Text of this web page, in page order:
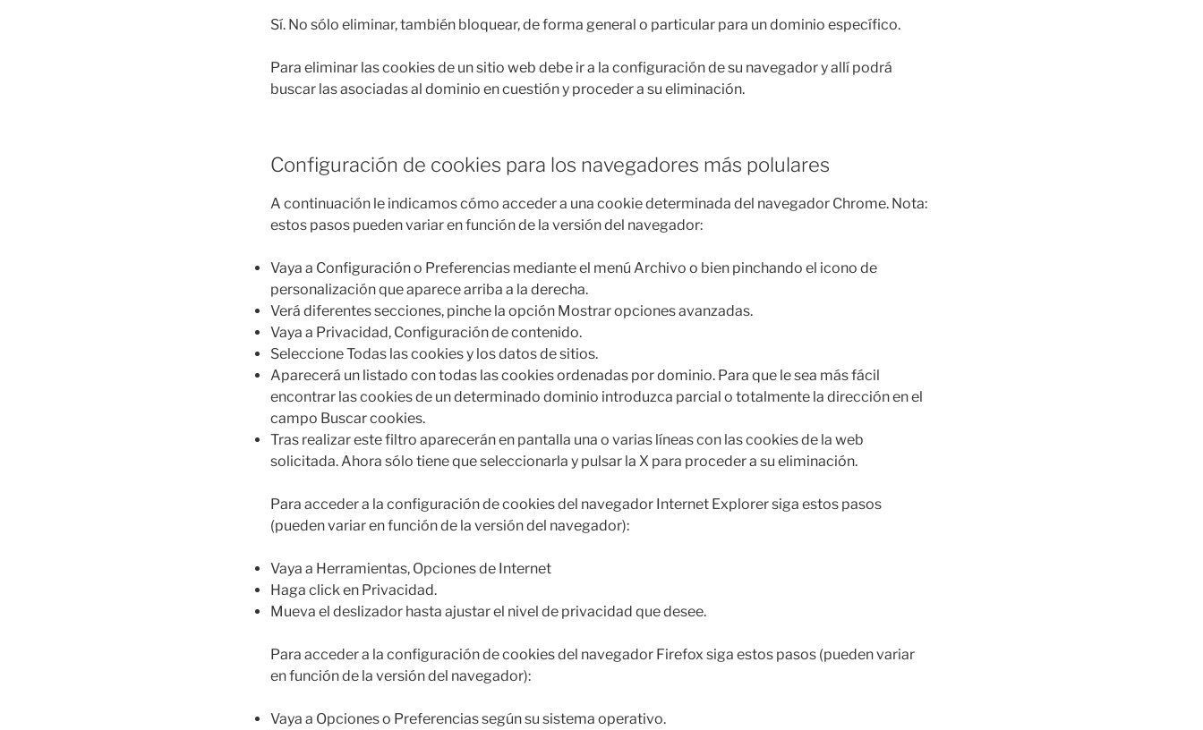
Sí. No sólo eliminar, también bloquear, de forma general o particular para un dominio específico.
Para eliminar las cookies de un sitio web debe ir a la configuración de su navegador y allí podrá
buscar las asociadas al dominio en cuestión y proceder a su eliminación.
Configuración de cookies para los navegadores más polulares
A continuación le indicamos cómo acceder a una cookie determinada del navegador Chrome. Nota:
estos pasos pueden variar en función de la versión del navegador:
Vaya a Configuración o Preferencias mediante el menú Archivo o bien pinchando el icono de
personalización que aparece arriba a la derecha.
Verá diferentes secciones, pinche la opción Mostrar opciones avanzadas.
Vaya a Privacidad, Configuración de contenido.
Seleccione Todas las cookies y los datos de sitios.
Aparecerá un listado con todas las cookies ordenadas por dominio. Para que le sea más fácil
encontrar las cookies de un determinado dominio introduzca parcial o totalmente la dirección en el
campo Buscar cookies.
Tras realizar este filtro aparecerán en pantalla una o varias líneas con las cookies de la web
solicitada. Ahora sólo tiene que seleccionarla y pulsar la X para proceder a su eliminación.
Para acceder a la configuración de cookies del navegador Internet Explorer siga estos pasos
(pueden variar en función de la versión del navegador):
Vaya a Herramientas, Opciones de Internet
Haga click en Privacidad.
Mueva el deslizador hasta ajustar el nivel de privacidad que desee.
Para acceder a la configuración de cookies del navegador Firefox siga estos pasos (pueden variar
en función de la versión del navegador):
Vaya a Opciones o Preferencias según su sistema operativo.